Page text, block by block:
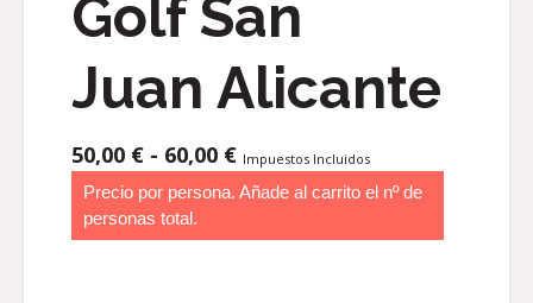
Golf San
Juan Alicante
50,00 € - 60,00 €RANGO
DE
PRECIOS:
50,00 €
Impuestos Incluidos
Precio por persona. Añade al carrito el nº de
personas total.